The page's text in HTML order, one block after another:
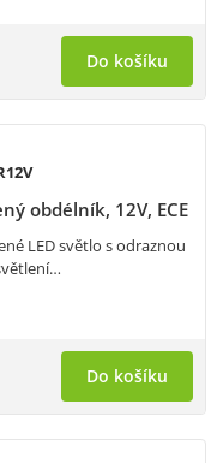
Do košíku
obdélník, 12V, ECE
LED světlo s odraznou
Do košíku